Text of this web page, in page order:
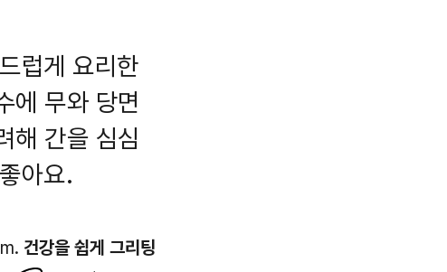
럽게 요리한
에 무와 당면
해 간을 심심
아요.
건강을 쉽게 그리팅